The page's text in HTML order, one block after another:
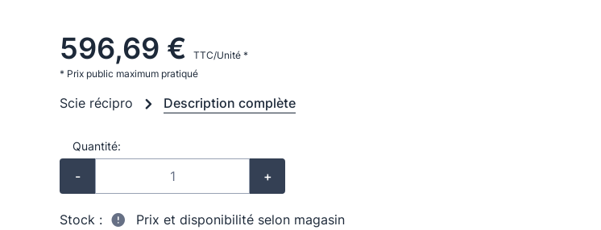
596,69 €
TTC/Unité *
* Prix public maximum pratiqué
Scie récipro Description complète
Quantité:
- +
Stock : Prix et disponibilité selon magasin